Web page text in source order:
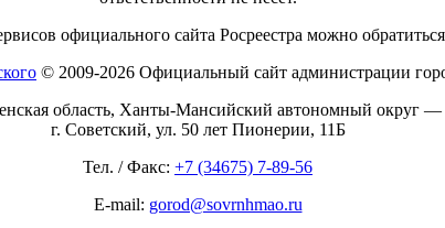
официального сайта Росреестра можно
© 2009-2026 Официальный сайт администрации
область, Ханты-Мансийский автономный округ
г. Советский, ул. 50 лет Пионерии, 11Б
Тел. / Факс: +7 (34675) 7-89-56
E-mail: gorod@sovrnhmao.ru